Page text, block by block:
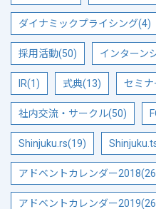
ダイナミックプライシング(4)
採用活動(50) インターン
IR(1) 式典(13) セミ
社内交流・サークル(50)
Shinjuku.rs(19)
アドベントカレンダー
アドベントカレンダー